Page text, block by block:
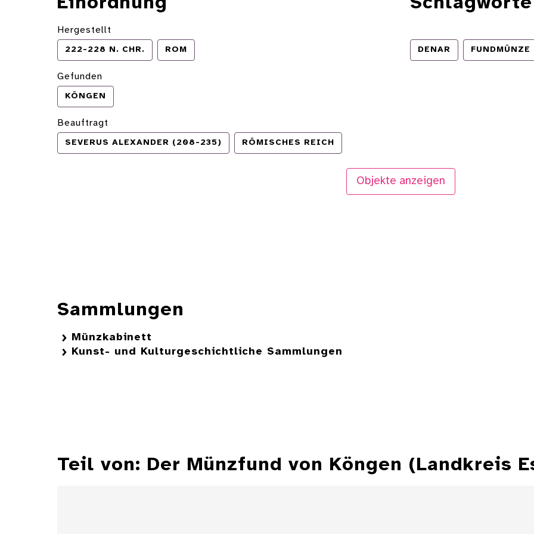
Hergestellt
222-228 N. CHR. ROM
Gefunden
KÖNGEN
Beauftragt
SEVERUS ALEXANDER (208-235) RÖMISCHES REICH
DENAR FUNDMÜNZE
Objekte anzeigen
Sammlungen
Münzkabinett
Kunst- und Kulturgeschichtliche Sammlungen
Teil von: Der Münzfund von Köngen (Landkreis